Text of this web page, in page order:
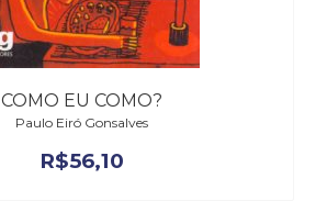
COMO EU COMO?
Paulo Eiró Gonsalves
R$56,10